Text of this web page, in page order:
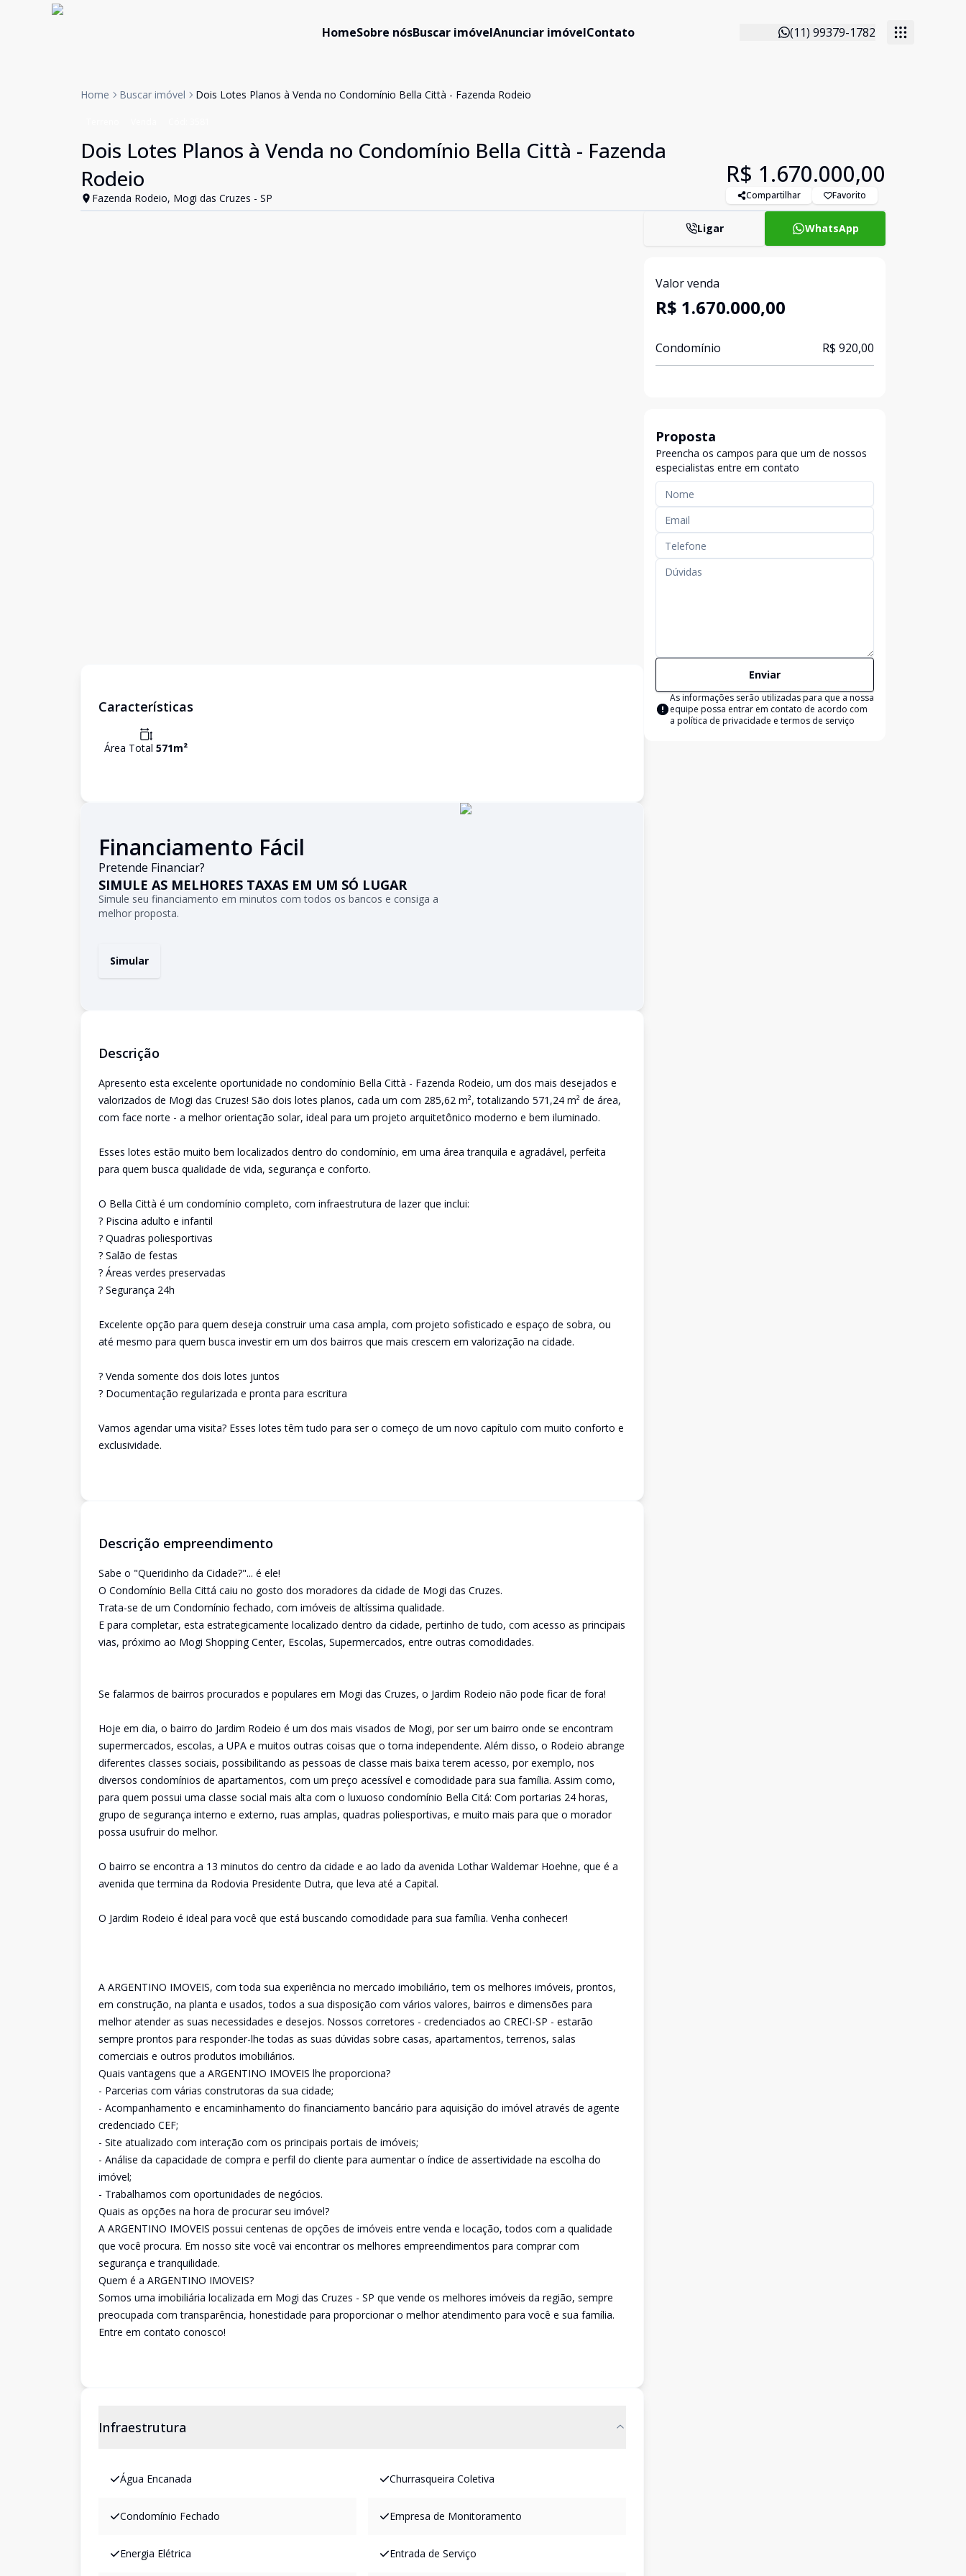
HomeSobre nósBuscar imóvelAnunciar imóvelContato (11) 99379-1782
Home Buscar imóvel Dois Lotes Planos à Venda no Condomínio Bella Città - Fazenda Rodeio
Dois Lotes Planos à Venda no Condomínio Bella Città - Fazenda
Rodeio
Fazenda Rodeio, Mogi das Cruzes - SP
R$ 1.670.000,00
Compartilhar Favorito
Características
Área Total 571m²
Financiamento Fácil
Pretende Financiar?
SIMULE AS MELHORES TAXAS EM UM SÓ LUGAR
Simule seu financiamento em minutos com todos os bancos e consiga a
melhor proposta.
Simular
Descrição
Apresento esta excelente oportunidade no condomínio Bella Città - Fazenda Rodeio, um dos mais desejados e
valorizados de Mogi das Cruzes! São dois lotes planos, cada um com 285,62 m², totalizando 571,24 m² de área,
com face norte - a melhor orientação solar, ideal para um projeto arquitetônico moderno e bem iluminado.
Esses lotes estão muito bem localizados dentro do condomínio, em uma área tranquila e agradável, perfeita
para quem busca qualidade de vida, segurança e conforto.
O Bella Città é um condomínio completo, com infraestrutura de lazer que inclui:
? Piscina adulto e infantil
? Quadras poliesportivas
? Salão de festas
? Áreas verdes preservadas
? Segurança 24h
Excelente opção para quem deseja construir uma casa ampla, com projeto sofisticado e espaço de sobra, ou
até mesmo para quem busca investir em um dos bairros que mais crescem em valorização na cidade.
? Venda somente dos dois lotes juntos
? Documentação regularizada e pronta para escritura
Vamos agendar uma visita? Esses lotes têm tudo para ser o começo de um novo capítulo com muito conforto e
exclusividade.
Descrição empreendimento
Sabe o "Queridinho da Cidade?"... é ele!
O Condomínio Bella Cittá caiu no gosto dos moradores da cidade de Mogi das Cruzes.
Trata-se de um Condomínio fechado, com imóveis de altíssima qualidade.
E para completar, esta estrategicamente localizado dentro da cidade, pertinho de tudo, com acesso as principais
vias, próximo ao Mogi Shopping Center, Escolas, Supermercados, entre outras comodidades.
Se falarmos de bairros procurados e populares em Mogi das Cruzes, o Jardim Rodeio não pode ficar de fora!
Hoje em dia, o bairro do Jardim Rodeio é um dos mais visados de Mogi, por ser um bairro onde se encontram
supermercados, escolas, a UPA e muitos outras coisas que o torna independente. Além disso, o Rodeio abrange
diferentes classes sociais, possibilitando as pessoas de classe mais baixa terem acesso, por exemplo, nos
diversos condomínios de apartamentos, com um preço acessível e comodidade para sua família. Assim como,
para quem possui uma classe social mais alta com o luxuoso condomínio Bella Citá: Com portarias 24 horas,
grupo de segurança interno e externo, ruas amplas, quadras poliesportivas, e muito mais para que o morador
possa usufruir do melhor.
O bairro se encontra a 13 minutos do centro da cidade e ao lado da avenida Lothar Waldemar Hoehne, que é a
avenida que termina da Rodovia Presidente Dutra, que leva até a Capital.
O Jardim Rodeio é ideal para você que está buscando comodidade para sua família. Venha conhecer!
A ARGENTINO IMOVEIS, com toda sua experiência no mercado imobiliário, tem os melhores imóveis, prontos,
em construção, na planta e usados, todos a sua disposição com vários valores, bairros e dimensões para
melhor atender as suas necessidades e desejos. Nossos corretores - credenciados ao CRECI-SP - estarão
sempre prontos para responder-lhe todas as suas dúvidas sobre casas, apartamentos, terrenos, salas
comerciais e outros produtos imobiliários.
Quais vantagens que a ARGENTINO IMOVEIS lhe proporciona?
- Parcerias com várias construtoras da sua cidade;
- Acompanhamento e encaminhamento do financiamento bancário para aquisição do imóvel através de agente
credenciado CEF;
- Site atualizado com interação com os principais portais de imóveis;
- Análise da capacidade de compra e perfil do cliente para aumentar o índice de assertividade na escolha do
imóvel;
- Trabalhamos com oportunidades de negócios.
Quais as opções na hora de procurar seu imóvel?
A ARGENTINO IMOVEIS possui centenas de opções de imóveis entre venda e locação, todos com a qualidade
que você procura. Em nosso site você vai encontrar os melhores empreendimentos para comprar com
segurança e tranquilidade.
Quem é a ARGENTINO IMOVEIS?
Somos uma imobiliária localizada em Mogi das Cruzes - SP que vende os melhores imóveis da região, sempre
preocupada com transparência, honestidade para proporcionar o melhor atendimento para você e sua família.
Entre em contato conosco!
Infraestrutura
Água Encanada Churrasqueira Coletiva
Condomínio Fechado Empresa de Monitoramento
Energia Elétrica Entrada de Serviço
Ligar WhatsApp
Valor venda
R$ 1.670.000,00
Condomínio R$ 920,00
Proposta
Preencha os campos para que um de nossos
especialistas entre em contato
Enviar
As informações serão utilizadas para que a nossa
equipe possa entrar em contato de acordo com
a política de privacidade e termos de serviço